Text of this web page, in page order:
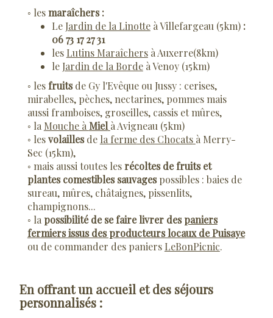
◦ lesmaraîchers :
Le Jardin de la Linotteà Villefargeau (5km):
06 73 17 27 31
les Lutins Maraîchers à Auxerre(8km)
le Jardin de la Bordeà Venoy (15km)
◦ lesfruitsde Gy l'Evêque ou Jussy : cerises,
mirabelles, pèches, nectarines, pommes mais
aussi framboises, groseilles, cassis et mûres,
◦ la Mouche à Miel à Avigneau (5km)
◦ lesvolaillesde la fermedes Chocats à Merry-
Sec (15km),
◦ mais aussi toutes lesrécoltes de fruits et
plantes comestibles sauvagespossibles : baies de
sureau, mûres, châtaignes, pissenlits,
champignons...
◦ la possibilité de se faire livrer despaniers
fermiers issus des producteurs locaux de Puisaye
ou de commander despaniers LeBonPicnic.
En offrant un accueil et des séjours
personnalisés :